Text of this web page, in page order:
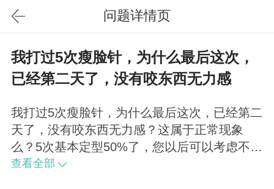
问题详情页
我打过5次瘦脸针，为什么最后这次，
已经第二天了，没有咬东西无力感
我打过5次瘦脸针，为什么最后这次，已经第二
天了，没有咬东西无力感？这属于正常现象
么？5次基本定型50%了，您以后可以考虑不用
再打了。
查看全部